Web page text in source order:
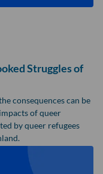
Struggles of
consequences can be
of queer
by queer refugees